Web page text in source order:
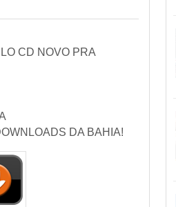
CD NOVO PRA
DA BAHIA!